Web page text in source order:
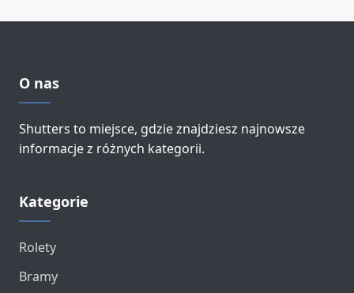
O nas
Shutters to miejsce, gdzie znajdziesz najnowsze
informacje z różnych kategorii.
Kategorie
Rolety
Bramy